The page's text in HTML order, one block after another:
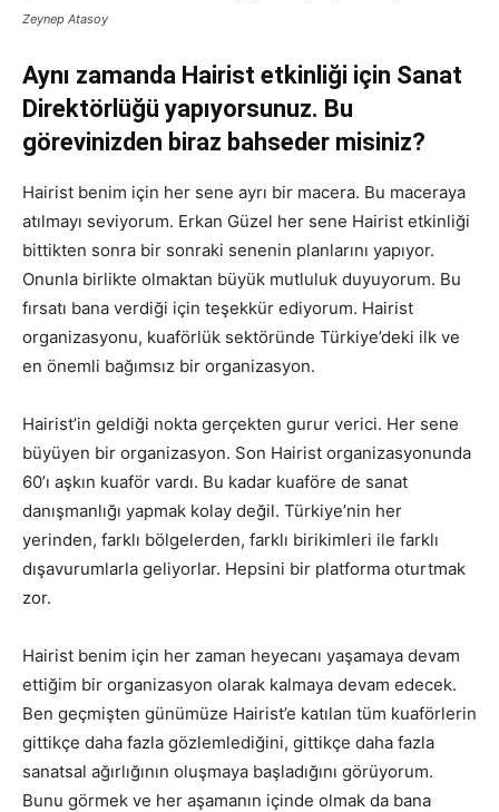
Zeynep Atasoy
Aynı zamanda Hairist etkinliği için Sanat
Direktörlüğü yapıyorsunuz. Bu
görevinizden biraz bahseder misiniz?
Hairist benim için her sene ayrı bir macera. Bu maceraya
atılmayı seviyorum. Erkan Güzel her sene Hairist etkinliği
bittikten sonra bir sonraki senenin planlarını yapıyor.
Onunla birlikte olmaktan büyük mutluluk duyuyorum. Bu
fırsatı bana verdiği için teşekkür ediyorum. Hairist
organizasyonu, kuaförlük sektöründe Türkiye’deki ilk ve
en önemli bağımsız bir organizasyon.
Hairist’in geldiği nokta gerçekten gurur verici. Her sene
büyüyen bir organizasyon. Son Hairist organizasyonunda
60’ı aşkın kuaför vardı. Bu kadar kuaföre de sanat
danışmanlığı yapmak kolay değil. Türkiye’nin her
yerinden, farklı bölgelerden, farklı birikimleri ile farklı
dışavurumlarla geliyorlar. Hepsini bir platforma oturtmak
zor.
Hairist benim için her zaman heyecanı yaşamaya devam
ettiğim bir organizasyon olarak kalmaya devam edecek.
Ben geçmişten günümüze Hairist’e katılan tüm kuaförlerin
gittikçe daha fazla gözlemlediğini, gittikçe daha fazla
sanatsal ağırlığının oluşmaya başladığını görüyorum.
Bunu görmek ve her aşamanın içinde olmak da bana